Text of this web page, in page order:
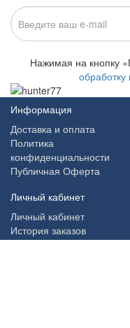
Нажимая на кнопку
Информация
Доставка и оплата
Политика
конфиденциальности
Публичная Оферта
Личный кабинет
Личный кабинет
История заказов
Мои закладки